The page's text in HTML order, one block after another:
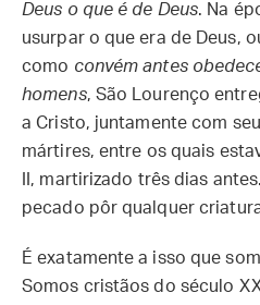
Deus o que é de Deus. Na
usurpar o que era de Deus,
como convém antes
homens, São Lourenço
a Cristo, juntamente com
mártires, entre os quais
II, martirizado três dias
pecado pôr qualquer
É exatamente a isso que
Somos cristãos do século